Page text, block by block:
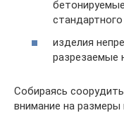
изделия
разрезаемые
Собираясь
внимание на